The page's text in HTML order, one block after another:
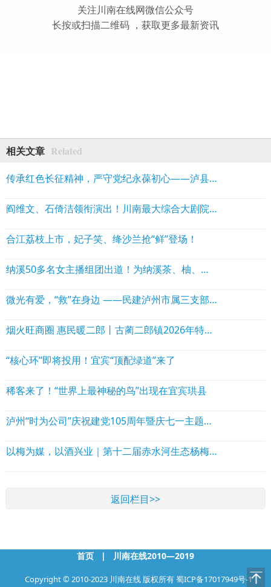
关注川南在线网微信公众号
长按或扫描二维码 ，获取更多最新资讯
相关文章 Related
传承红色长征精神，严守党纪永葆初心——泸县建校第三党支部开展主题党日活动
阎维文、石倚洁领衔演出！川南最大综合大剧院落地泸州
合江荔枝上市，妃子笑、绛沙兰抢“鲜”登场！
纳溪50多名女主播组团出道！为纳溪茶、柚、白酒等代言
微光有爱，“救”在身边 ——民建泸州市属三支部举办“微光·救在身边”应急救援实训活动
烟火旺商圈 惠民暖二郎丨古蔺二郎镇2026年特色惠民消费市集系列活动圆满落幕！
“核心环”即将投用！宜宾“顶配绿道”来了
稀客来了！“世界上最神秘的鸟”出现在宜宾珙县
泸州“时为公司”庆祝建党105周年暨庆七一主题党日活动圆满举行
以梅为媒，以酒兴业｜第十二届赤水河生态杨梅季激活茅溪乡村振兴新动能
返回栏目>>
首页 | 川南在线2010—2019
Copyright © 2010-2023 川南在线 版权所有蜀ICP备17017949号-1